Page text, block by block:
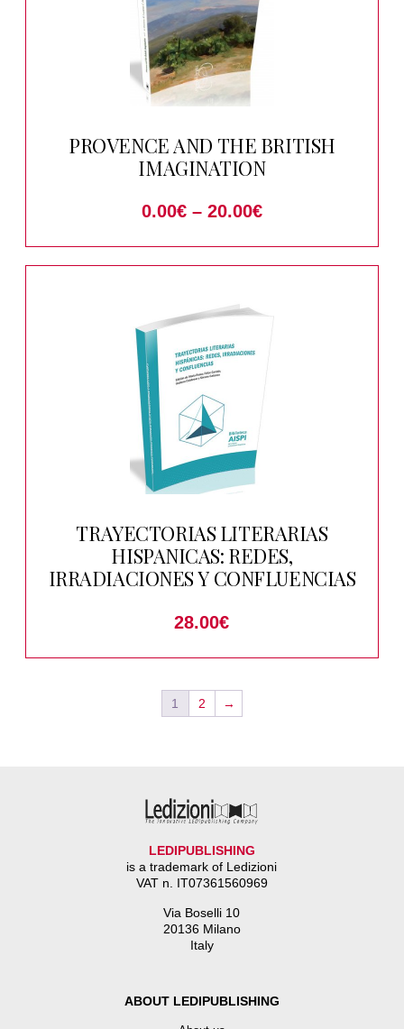
PROVENCE AND THE BRITISH
IMAGINATION
0.00€ – 20.00€
TRAYECTORIAS LITERARIAS
HISPANICAS: REDES,
IRRADIACIONES Y CONFLUENCIAS
28.00€
1 2 →
LEDIPUBLISHING
is a trademark of Ledizioni
VAT n. IT07361560969
Via Boselli 10
20136 Milano
Italy
ABOUT LEDIPUBLISHING